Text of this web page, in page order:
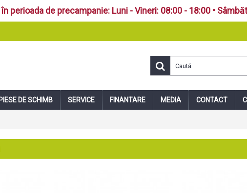
perioada de precampanie: Luni - Vineri: 08:00 - 18:00 •
PIESE DE SCHIMB SERVICE FINANTARE MEDIA CONTACT